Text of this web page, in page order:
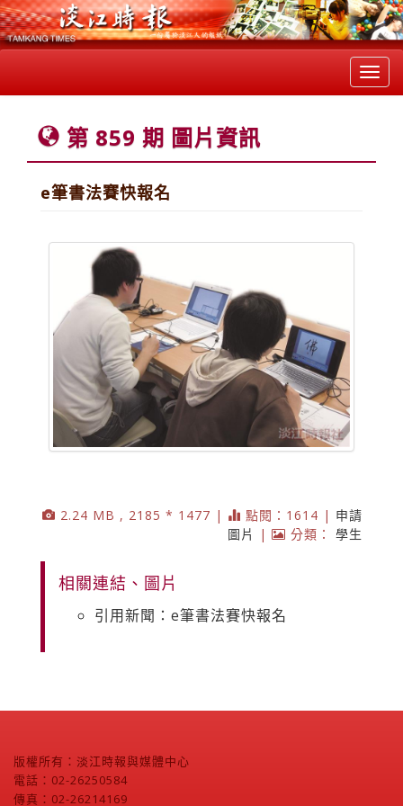
第 859 期 圖片資訊
e筆書法賽快報名
2.24 MB , 2185 * 1477 | 點閱：1614 | 申請
圖片
| 分類： 學生
相關連結、圖片
引用新聞：e筆書法賽快報名
版權所有：淡江時報與媒體中心
電話：02-26250584
傳真：02-26214169